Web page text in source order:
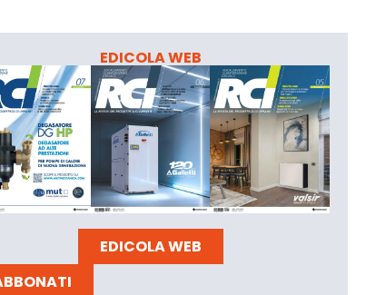
EDICOLA WEB
EDICOLA WEB